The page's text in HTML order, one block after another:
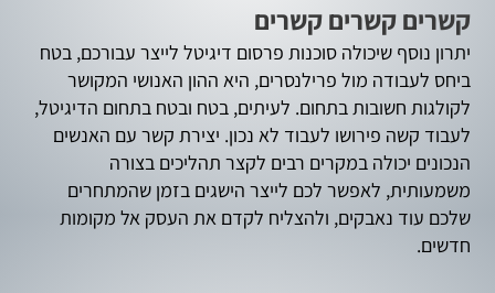
קשרים קשרים קשרים
יתרון נוסף שיכולה סוכנות פרסום דיגיטל לייצר עבורכם, בטח
ביחס לעבודה מול פרילנסרים, היא ההון האנושי המקושר
לקולגות חשובות בתחום. לעיתים, בטח ובטח בתחום הדיגיטל,
לעבוד קשה פירושו לעבוד לא נכון. יצירת קשר עם האנשים
הנכונים יכולה במקרים רבים לקצר תהליכים בצורה
משמעותית, לאפשר לכם לייצר הישגים בזמן שהמתחרים
שלכם עוד נאבקים, ולהצליח לקדם את העסק אל מקומות
חדשים.